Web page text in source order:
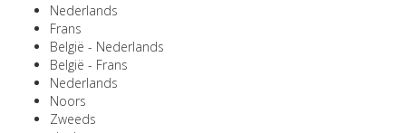
Nederlands
Frans
België - Nederlands
België - Frans
Nederlands
Noors
Zweeds